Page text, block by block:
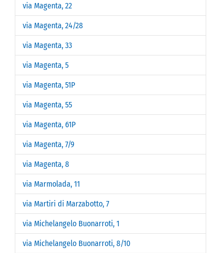
via Magenta, 22
via Magenta, 24/28
via Magenta, 33
via Magenta, 5
via Magenta, 51P
via Magenta, 55
via Magenta, 61P
via Magenta, 7/9
via Magenta, 8
via Marmolada, 11
via Martiri di Marzabotto, 7
via Michelangelo Buonarroti, 1
via Michelangelo Buonarroti, 8/10